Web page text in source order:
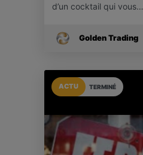
d’un cocktail qui vous…
Golden Trading
TERMINÉ
ACTU